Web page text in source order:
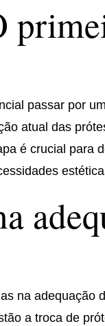
passar por
atual das
é crucial para
na adequação
a troca de